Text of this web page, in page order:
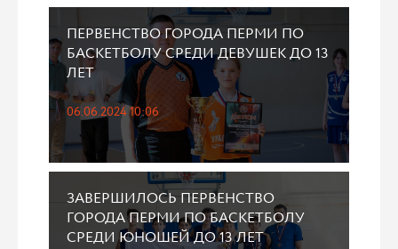
ПЕРВЕНСТВО ГОРОДА ПЕРМИ ПО
БАСКЕТБОЛУ СРЕДИ ДЕВУШЕК ДО 13
ЛЕТ
06.06.2024 10:06
ЗАВЕРШИЛОСЬ ПЕРВЕНСТВО
ГОРОДА ПЕРМИ ПО БАСКЕТБОЛУ
СРЕДИ ЮНОШЕЙ ДО 13 ЛЕТ